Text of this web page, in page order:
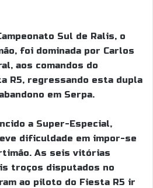
Sul de Ralis, o
foi dominada por Carlos
aos comandos do
R5, regressando esta dupla
em Serpa.
a Super-Especial,
dificuldade em impor-se
As seis vitórias
troços disputados no
ao piloto do Fiesta R5 ir